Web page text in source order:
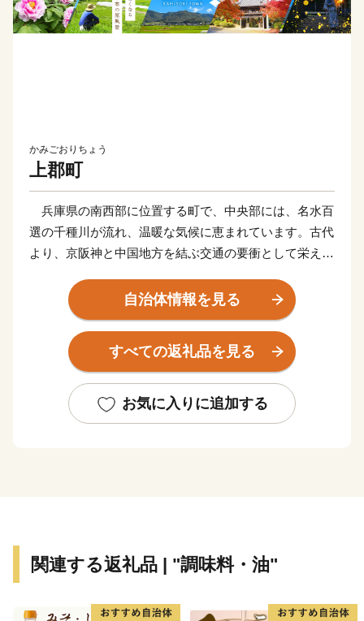
かみごおりちょう
上郡町
兵庫県の南西部に位置する町で、中央部には、名水百
選の千種川が流れ、温暖な気候に恵まれています。古代
より、京阪神と中国地方を結ぶ交通の要衝として栄え、
最適な300ｍ級の山が多く、町全体で四季折々の自然を
楽しむことができます。
中でも「白旗城（しらはたじょう）」は南北朝時代の
氏を追う新田義貞率いる6万の軍勢をわずか2千の兵で
50日余り防ぎ止めた難攻不落の名城です。上郡町では、
自治体情報を見る
すべての返礼品を見る
お気に入りに追加する
関連する返礼品 | "調味料・油"